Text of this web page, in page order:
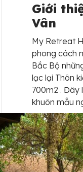
Giới
Vân
My Retreat
phong cách
Bắc Bộ
lạc lại Thôn
700m2 . Đây
khuôn mẫu